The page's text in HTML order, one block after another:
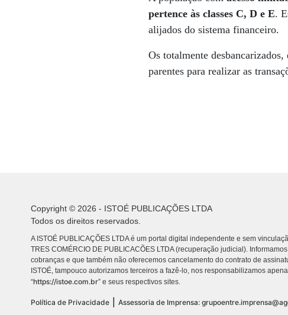
pertence às classes C, D e E.
alijados do sistema financeiro.
Os totalmente
parentes para realizar as
Copyright © 2026 - ISTOÉ PUBLICAÇÕES LTDA
Todos os direitos reservados.
A ISTOÉ PUBLICAÇÕES LTDA é um portal digital independente e sem
TRES COMÉRCIO DE PUBLICACÕES LTDA (recuperação judicial).
cobranças e que também não oferecemos cancelamento do contrato de
ISTOÉ, tampouco autorizamos terceiros a fazê-lo, nos responsabilizamos
“https://istoe.com.br” e seus respectivos sites.
Política de Privacidade Assessoria de Imprensa: